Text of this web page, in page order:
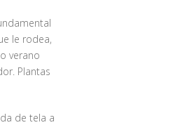
le rodea,
verano
Plantas
de tela a